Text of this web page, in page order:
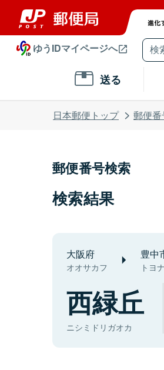
ゆうIDマイページへ
送る
日本郵便トップ 郵便
郵便番号検索
検索結果
大阪府
オオサカフ
豊中
トヨ
西緑丘
ニシミドリガオカ